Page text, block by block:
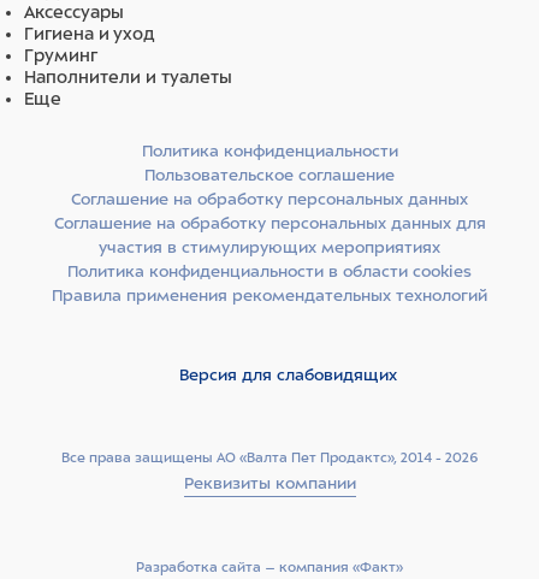
Аксессуары
Гигиена и уход
Груминг
Наполнители и туалеты
Еще
Все права защищены АО «Валта Пет Продактс», 2014 - 2026
Реквизиты компании
Политика конфиденциальности
Пользовательское соглашение
Соглашение на обработку персональных данных
Соглашение на обработку персональных данных для
участия в стимулирующих мероприятиях
Политика конфиденциальности в области cookies
Правила применения рекомендательных технологий
Версия для слабовидящих
Разработка сайта –­ компания «Факт»